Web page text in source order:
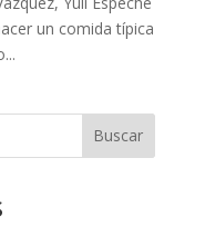
un comida típica
Buscar